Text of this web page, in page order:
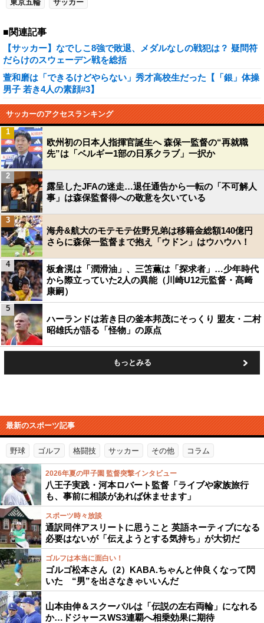
東京五輪 サッカー
■関連記事
【サッカー】なでしこ8強で敗退、メダルなしの戦犯は？ 疑問符
だらけのスウェーデン戦を総括
萱和磨は「できるけどやらない」秀才高校生だった【「銀」体操
男子 若き4人の素顔#3】
サッカーのアクセスランキング
欧州初の日本人指揮官誕生へ 森保一監督の“再就職
先”は「ベルギー1部の日系クラブ」一択か
1
露呈したJFAの迷走…退任通告から一転の「不可解人
事」は森保監督得への敬意を欠いている
2
海舟&航大のモテモテ佐野兄弟は移籍金総額140億円
さらに森保一監督まで抱え「ウドン」はウハウハ！
3
板倉滉は「潤滑油」、三笘薫は「探求者」…少年時代
から際立っていた2人の異能（川崎U12元監督・髙﨑
康嗣）
4
ハーランドは若き日の釜本邦茂にそっくり 盟友・二村
昭雄氏が語る「怪物」の原点
5
もっとみる
最新のスポーツ記事
野球 ゴルフ 格闘技 サッカー その他 コラム
2026年夏の甲子園 監督突撃インタビュー
八王子実践・河本ロバート監督「ライブや家族旅行
も、事前に相談があれば休ませます」
スポーツ時々放談
通訳同伴アスリートに思うこと 英語ネーティブになる
必要はないが「伝えようとする気持ち」が大切だ
ゴルフは本当に面白い！
ゴルゴ松本さん（2）KABA.ちゃんと仲良くなって閃
いた “男”を出さなきゃいいんだ
山本由伸＆スクーバルは「伝説の左右両輪」になれる
か…ドジャースWS3連覇へ相乗効果に期待